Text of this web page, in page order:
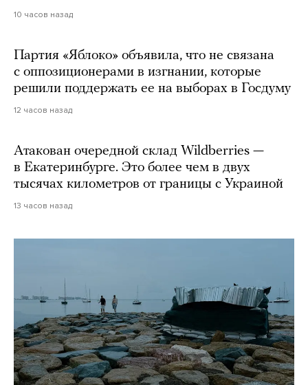
10 часов назад
Партия «Яблоко» объявила, что не связана
с оппозиционерами в изгнании, которые
решили поддержать ее на выборах в Госдуму
12 часов назад
Атакован очередной склад Wildberries —
в Екатеринбурге. Это более чем в двух
тысячах километров от границы с Украиной
13 часов назад